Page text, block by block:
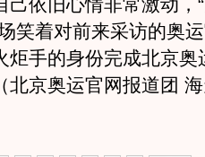
己依旧心情非常激动，
笑着对前来采访的奥
炬手的身份完成北京奥
北京奥运官网报道团